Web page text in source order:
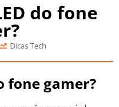
do fone
Dicas Tech
fone gamer?